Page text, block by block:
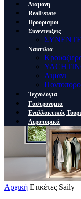
Διαμονη
RealEstate
Προορισμοι
Συνεντευξεις
Ναυτιλια
Λιμανι
Τεχνολογια
Γαστρονομια
Εναλλακτικός
Αεροπορικά
Αρχική Ετικέτες Saily